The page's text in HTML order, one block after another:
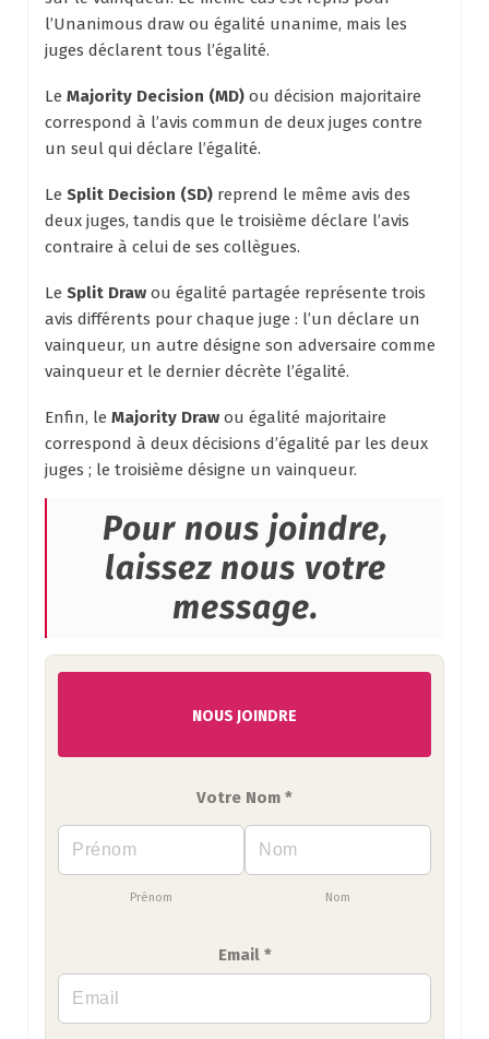
l’Unanimous draw ou égalité unanime, mais les
juges déclarent tous l’égalité.
Le Majority Decision (MD) ou décision majoritaire
correspond à l’avis commun de deux juges contre
un seul qui déclare l’égalité.
Le Split Decision (SD) reprend le même avis des
deux juges, tandis que le troisième déclare l’avis
contraire à celui de ses collègues.
Le Split Draw ou égalité partagée représente trois
avis différents pour chaque juge : l’un déclare un
vainqueur, un autre désigne son adversaire comme
vainqueur et le dernier décrète l’égalité.
Enfin, le Majority Draw ou égalité majoritaire
correspond à deux décisions d’égalité par les deux
juges ; le troisième désigne un vainqueur.
Pour nous joindre,
laissez nous votre
message.
NOUS JOINDRE
Votre Nom *
Prénom Nom
Email *